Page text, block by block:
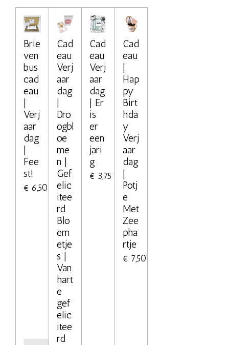
Brie
ven
bus
cad
eau
|
Verj
aar
dag
|
Fee
st!
€ 6,50
Cad
eau
Verj
aar
dag
|
Dro
ogbl
oe
me
n |
Gef
elic
itee
rd
Blo
em
etje
s |
Van
hart
e
gef
elic
itee
rd
Cad
eau
Verj
aar
dag
| Er
is
er
een
jari
g
€ 3,75
Cad
eau
|
Hap
py
Birt
hda
y
Verj
aar
dag
|
Potj
e
Met
Zee
pha
rtje
€ 7,50